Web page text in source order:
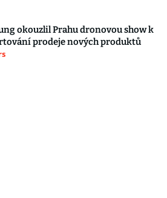
okouzlil Prahu dronovou show k
prodeje nových produktů